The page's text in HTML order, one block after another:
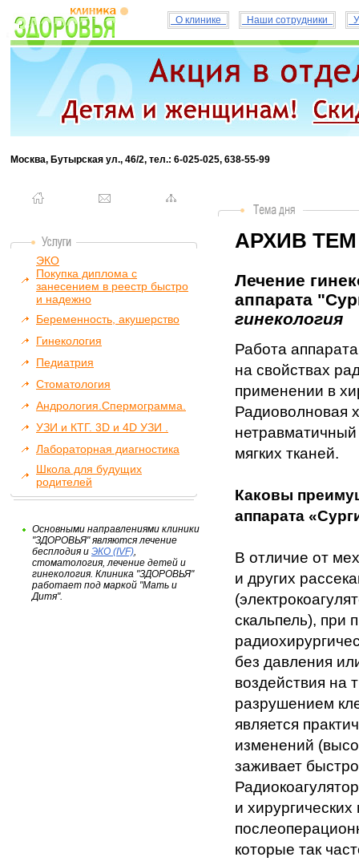
О клинике Наши сотрудники
Москва, Бутырская ул., 46/2, тел.: 6-025-025, 638-55-99
ЭКО
Покупка диплома с
занесением в реестр быстро
и надежно
Беременность, акушерство
Гинекология
Педиатрия
Стоматология
Андрология.Спермограмма.
УЗИ и КТГ. 3D и 4D УЗИ .
Лабораторная диагностика
Школа для будущих
родителей
Основными направлениями клиники
"ЗДОРОВЬЯ" являются лечение
бесплодия и ЭКО (IVF),
стоматология, лечение детей и
гинекология. Клиника "ЗДОРОВЬЯ"
работает под маркой "Мать и
Дитя".
АРХИВ ТЕМ
Лечение
аппарата
гинекология
Работа
на свойствах
применении в
Радиоволновая
мягких тканей.
Каковы
аппарата
В отличие от
и других
скальпель), при
без давления
воздействия на
разрушением
является
изменений
заживает
и
которые так